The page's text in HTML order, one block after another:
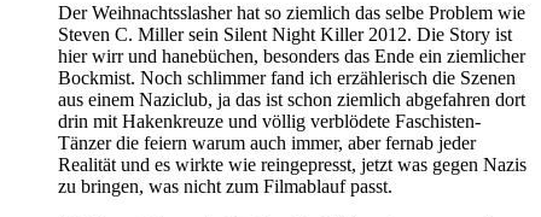
Der Weihnachtsslasher hat so ziemlich das selbe Problem wie
Steven C. Miller sein Silent Night Killer 2012. Die Story ist
hier wirr und hanebüchen, besonders das Ende ein ziemlicher
Bockmist. Noch schlimmer fand ich erzählerisch die Szenen
aus einem Naziclub, ja das ist schon ziemlich abgefahren dort
drin mit Hakenkreuze und völlig verblödete Faschisten-
Tänzer die feiern warum auch immer, aber fernab jeder
Realität und es wirkte wie reingepresst, jetzt was gegen Nazis
zu bringen, was nicht zum Filmablauf passt.